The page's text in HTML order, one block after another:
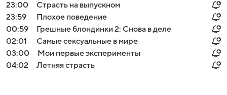
23:00
Страсть на выпускном
23:59
Плохое поведение
00:59
Грешные блондинки 2: Снова в деле
02:01
Самые сексуальные в мире
03:00
Мои первые эксперименты
04:02
Летняя страсть